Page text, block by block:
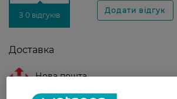
З 0 відгуків
Доставка
Нова пошта
У відділення Нової пошти - 99